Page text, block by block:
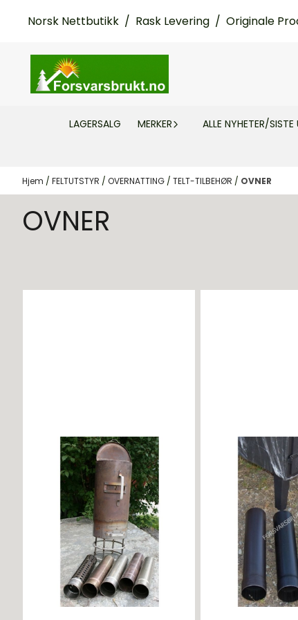
Hopp til innhold
Norsk Nettbutikk / Rask Levering / Originale
LAGERSALG MERKER ALLE NYHETER/
Hjem / FELTUTSTYR / OVERNATTING / TELT-TILBEHØR / OVNER
OVNER